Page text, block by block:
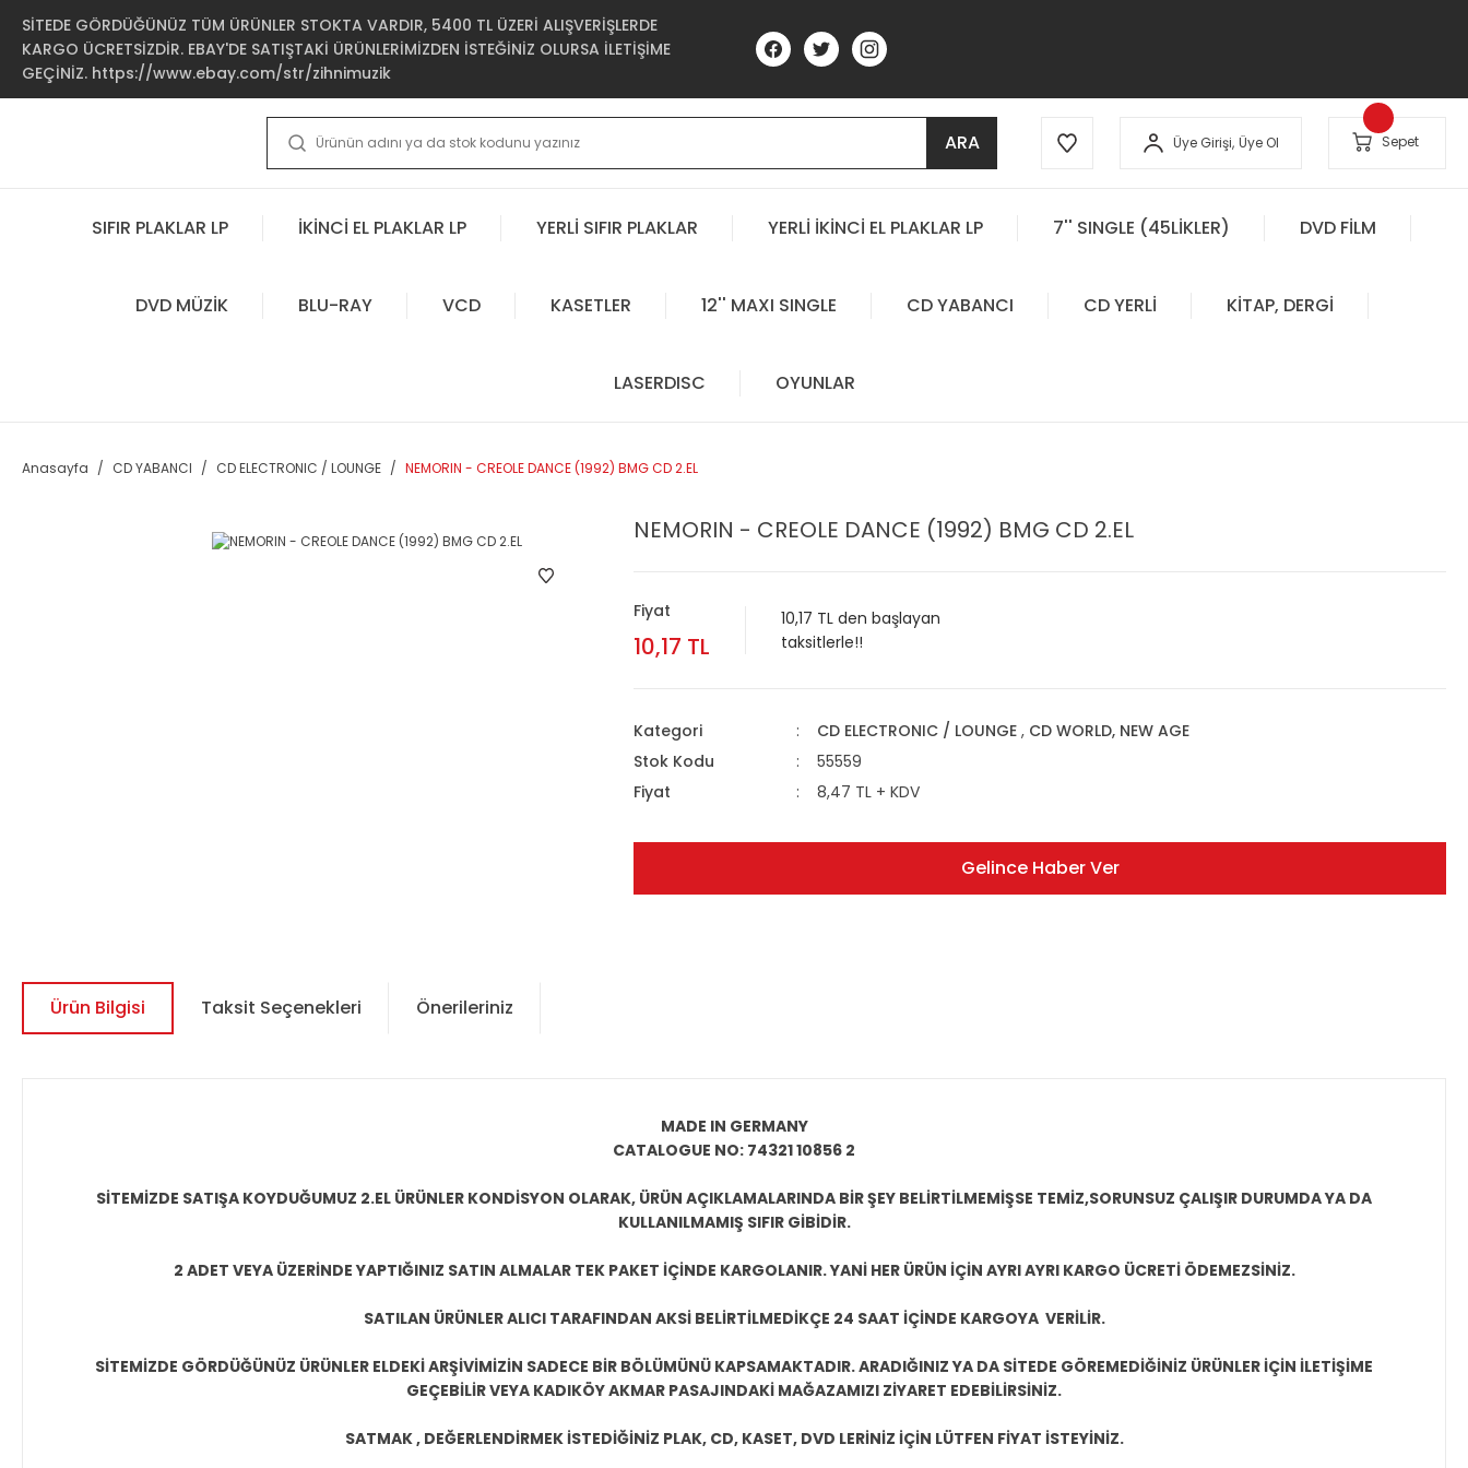
SİTEDE GÖRDÜĞÜNÜZ TÜM ÜRÜNLER STOKTA VARDIR, 5400 TL ÜZERİ ALIŞVERİŞLERDE
KARGO ÜCRETSİZDİR. EBAY'DE SATIŞTAKİ ÜRÜNLERİMİZDEN İSTEĞİNİZ OLURSA İLETİŞİME
GEÇİNİZ. https://www.ebay.com/str/zihnimuzik
ARA Üye Girişi, Üye Ol Sepet
SIFIR PLAKLAR LP İKİNCİ EL PLAKLAR LP YERLİ SIFIR PLAKLAR YERLİ İKİNCİ EL PLAKLAR LP 7'' SINGLE (45LİKLER) DVD FİLM
DVD MÜZİK BLU-RAY VCD KASETLER 12'' MAXI SINGLE CD YABANCI CD YERLİ KİTAP, DERGİ
LASERDISC OYUNLAR
Anasayfa CD YABANCI CD ELECTRONIC / LOUNGE NEMORIN - CREOLE DANCE (1992) BMG CD 2.EL
NEMORIN - CREOLE DANCE (1992) BMG CD 2.EL
Fiyat
10,17 TL
10,17 TL den başlayan
taksitlerle!!
Kategori CD ELECTRONIC / LOUNGE , CD WORLD, NEW AGE
Stok Kodu
55559
Fiyat
8,47 TL + KDV
Gelince Haber Ver
Ürün Bilgisi Taksit Seçenekleri Önerileriniz
MADE IN GERMANY
CATALOGUE NO: 74321 10856 2
SİTEMİZDE SATIŞA KOYDUĞUMUZ 2.EL ÜRÜNLER KONDİSYON OLARAK, ÜRÜN AÇIKLAMALARINDA BİR ŞEY BELİRTİLMEMİŞSE TEMİZ,SORUNSUZ ÇALIŞIR DURUMDA YA DA
KULLANILMAMIŞ SIFIR GİBİDİR.
2 ADET VEYA ÜZERİNDE YAPTIĞINIZ SATIN ALMALAR TEK PAKET İÇİNDE KARGOLANIR. YANİ HER ÜRÜN İÇİN AYRI AYRI KARGO ÜCRETİ ÖDEMEZSİNİZ.
SATILAN ÜRÜNLER ALICI TARAFINDAN AKSİ BELİRTİLMEDİKÇE 24 SAAT İÇİNDE KARGOYA VERİLİR.
SİTEMİZDE GÖRDÜĞÜNÜZ ÜRÜNLER ELDEKİ ARŞİVİMİZİN SADECE BİR BÖLÜMÜNÜ KAPSAMAKTADIR. ARADIĞINIZ YA DA SİTEDE GÖREMEDİĞİNİZ ÜRÜNLER İÇİN İLETİŞİME
GEÇEBİLİR VEYA KADIKÖY AKMAR PASAJINDAKİ MAĞAZAMIZI ZİYARET EDEBİLİRSİNİZ.
SATMAK , DEĞERLENDİRMEK İSTEDİĞİNİZ PLAK, CD, KASET, DVD LERİNİZ İÇİN LÜTFEN FİYAT İSTEYİNİZ.